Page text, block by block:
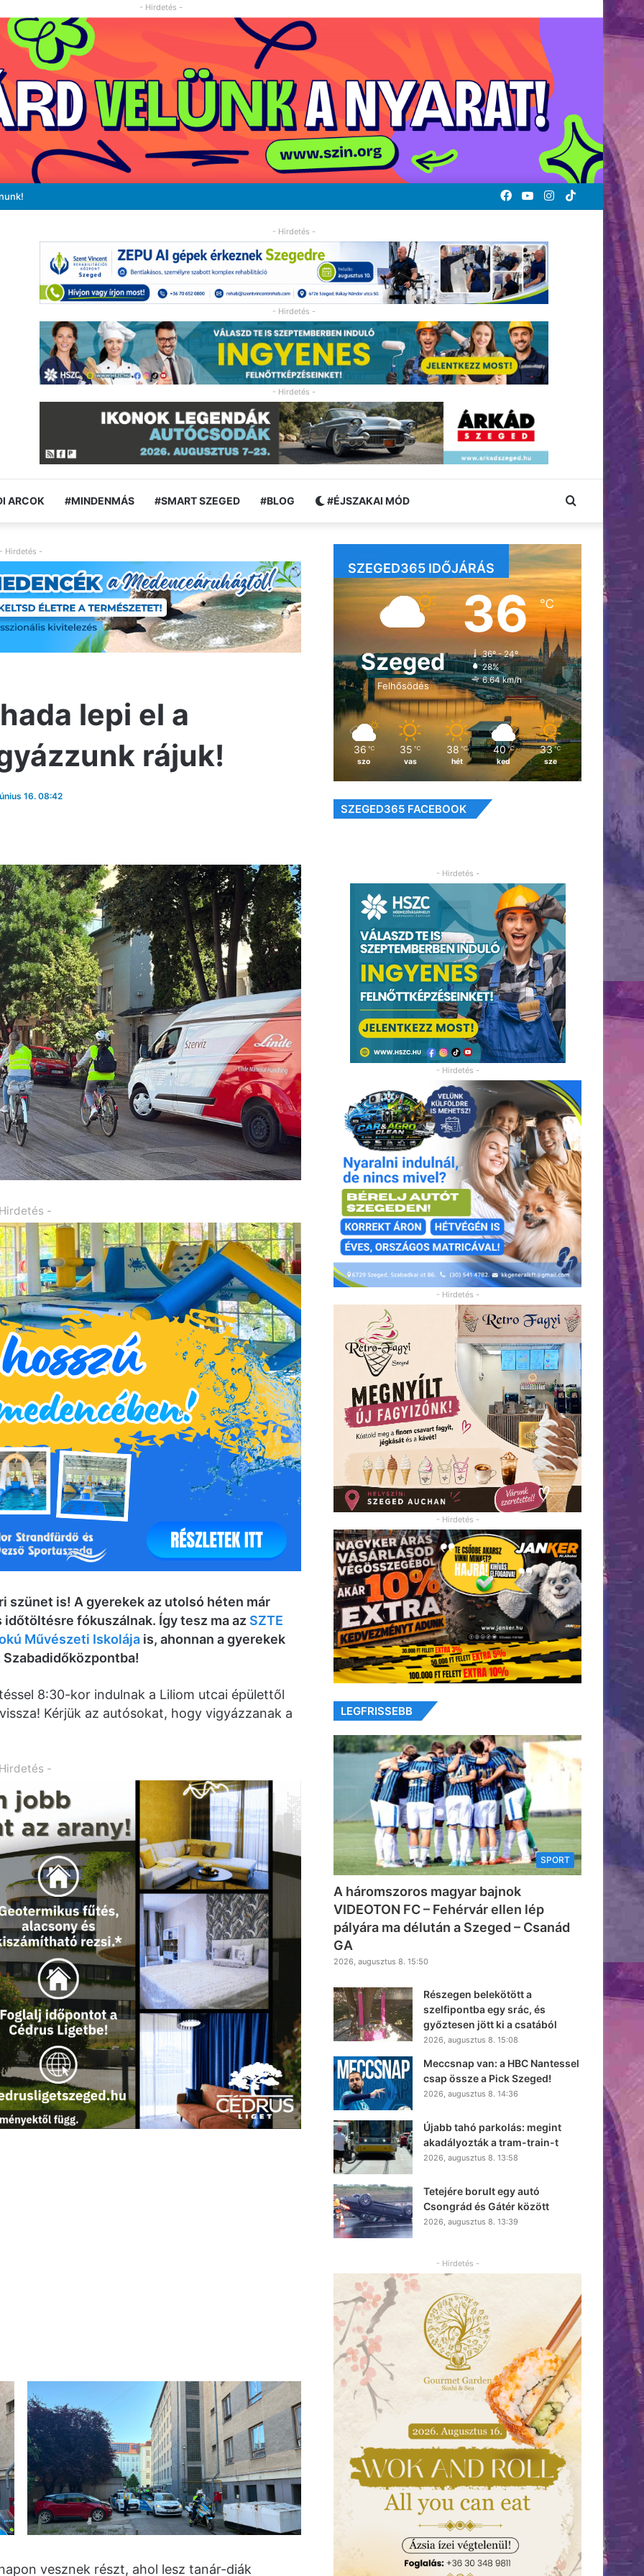
- Hirdetés -
TikTok
Instagram
YouTube
Facebook
- Hirdetés -
- Hirdetés -
- Hirdetés -
ARCOK #MINDENMÁS #SMART SZEGED #BLOG #ÉJSZAKAI MÓD Keresés:
- Hirdetés -
lepi el a
rájuk!
16. 08:42
-
szünet is! A gyerekek az utolsó héten már
fókuszálnak. Így tesz ma az SZTE
Művészeti Iskolája is, ahonnan a gyerekek
8:30-kor indulnak a Liliom utcai épülettől
Kérjük az autósokat, hogy vigyázzanak a
-
vesznek részt, ahol lesz tanár-diák
SZEGED365 IDŐJÁRÁS
Szeged
Felhősödés
36℃
36º - 24º
28%
6.64 km/h
36 ℃
szo
35 ℃
vas
38 ℃
hét
40 ℃
ked
33 ℃
sze
SZEGED365 FACEBOOK
- Hirdetés -
- Hirdetés -
- Hirdetés -
- Hirdetés -
LEGFRISSEBB
SPORT
A háromszoros magyar bajnok
VIDEOTON FC – Fehérvár ellen lép
pályára ma délután a Szeged – Csanád
GA
2026, augusztus 8. 15:50
Részegen belekötött a
szelfipontba egy srác, és
győztesen jött ki a csatából
2026, augusztus 8. 15:08
Meccsnap van: a HBC Nantessel
csap össze a Pick Szeged!
2026, augusztus 8. 14:36
Újabb tahó parkolás: megint
akadályozták a tram-train-t
2026, augusztus 8. 13:58
Tetejére borult egy autó
Csongrád és Gátér között
2026, augusztus 8. 13:39
- Hirdetés -